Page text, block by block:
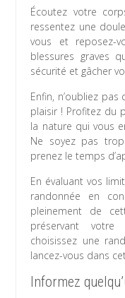
Écoutez votre
ressentez une
vous et reposez-
blessures graves
sécurité et gâcher
Enfin, n’oubliez
plaisir ! Profitez du
la nature qui vous
Ne soyez pas
prenez le temps
En évaluant vos
randonnée en
pleinement de
préservant votre
choisissez une
lancez-vous dans
Informez